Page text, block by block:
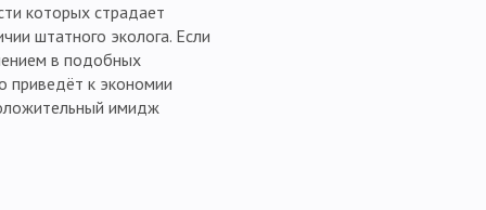
которых страдает
штатного эколога. Если
в подобных
приведёт к экономии
имидж